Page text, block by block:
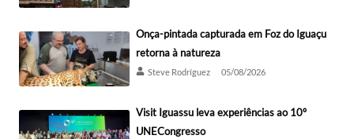
Onça-pintada capturada em Foz do Iguaçu
retorna à natureza
Steve Rodríguez 05/08/2026
Visit Iguassu leva experiências ao 10º
UNECongresso